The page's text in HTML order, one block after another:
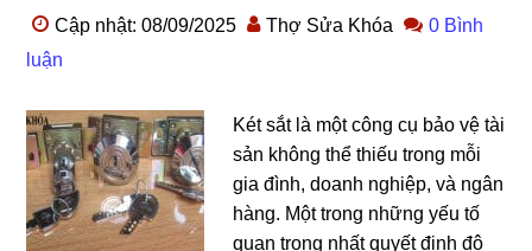
Cập nhật: 08/09/2025 Thợ Sửa Khóa
0 Bình
luận
Két sắt là một công cụ bảo vệ tài
sản không thể thiếu trong mỗi
gia đình, doanh nghiệp, và ngân
hàng. Một trong những yếu tố
quan trọng nhất quyết định độ